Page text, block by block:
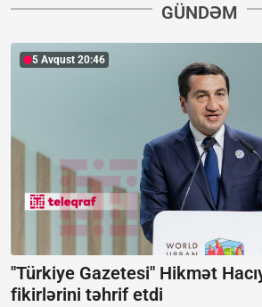
GÜNDƏM
5 Avqust 20:46
"Türkiye Gazetesi" Hikmət
fikirlərini təhrif etdi